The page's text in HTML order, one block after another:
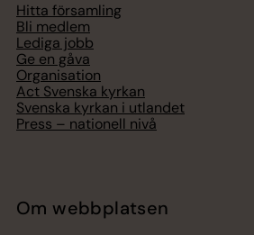
Hitta församling
Bli medlem
Lediga jobb
Ge en gåva
Organisation
Act Svenska kyrkan
Svenska kyrkan i utlandet
Press – nationell nivå
Om webbplatsen